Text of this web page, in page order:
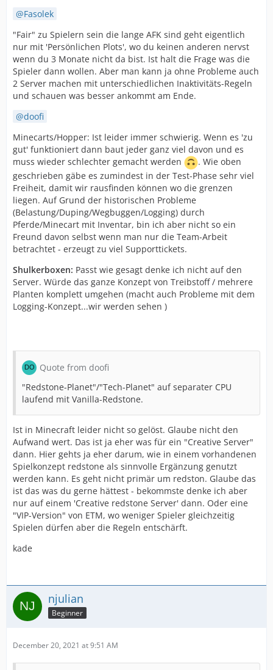
Fasolek
"Fair" zu Spielern sein die lange AFK sind geht eigentlich
nur mit 'Persönlichen Plots', wo du keinen anderen nervst
wenn du 3 Monate nicht da bist. Ist halt die Frage was die
Spieler dann wollen. Aber man kann ja ohne Probleme auch
2 Server machen mit unterschiedlichen Inaktivitäts-Regeln
und schauen was besser ankommt am Ende.
doofi
Minecarts/Hopper: Ist leider immer schwierig. Wenn es 'zu
gut' funktioniert dann baut jeder ganz viel davon und es
muss wieder schlechter gemacht werden
. Wie oben
geschrieben gäbe es zumindest in der Test-Phase sehr viel
Freiheit, damit wir rausfinden können wo die grenzen
liegen. Auf Grund der historischen Probleme
(Belastung/Duping/Wegbuggen/Logging) durch
Pferde/Minecart mit Inventar, bin ich aber nicht so ein
Freund davon selbst wenn man nur die Team-Arbeit
betrachtet - erzeugt zu viel Supporttickets.
Shulkerboxen: Passt wie gesagt denke ich nicht auf den
Server. Würde das ganze Konzept von Treibstoff / mehrere
Planten komplett umgehen (macht auch Probleme mit dem
Logging-Konzept...wir werden sehen )
Quote from doofi
"Redstone-Planet"/"Tech-Planet" auf separater CPU
laufend mit Vanilla-Redstone.
Ist in Minecraft leider nicht so gelöst. Glaube nicht den
Aufwand wert. Das ist ja eher was für ein "Creative Server"
dann. Hier gehts ja eher darum, wie in einem vorhandenen
Spielkonzept redstone als sinnvolle Ergänzung genutzt
werden kann. Es geht nicht primär um redston. Glaube das
ist das was du gerne hättest - bekommste denke ich aber
nur auf einem 'Creative redstone Server' dann. Oder eine
"VIP-Version" von ETM, wo weniger Spieler gleichzeitig
Spielen dürfen aber die Regeln entschärft.
kade
njulian
Beginner
December 20, 2021 at 9:51 AM